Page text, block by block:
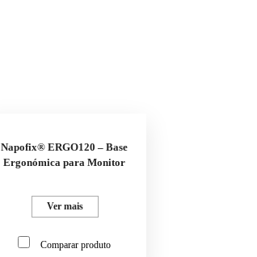
Napofix® ERGO120 – Base
Ergonómica para Monitor
Ver mais
Comparar produto